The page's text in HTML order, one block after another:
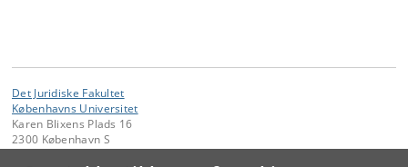
Det Juridiske Fakultet
Københavns Universitet
Karen Blixens Plads 16
2300 København S